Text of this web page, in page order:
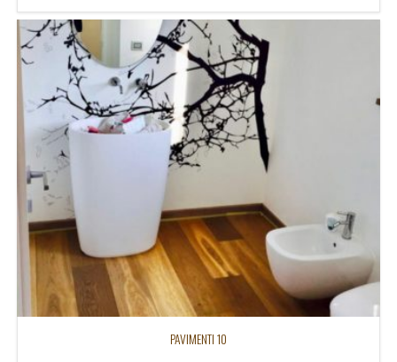
PAVIMENTI 10